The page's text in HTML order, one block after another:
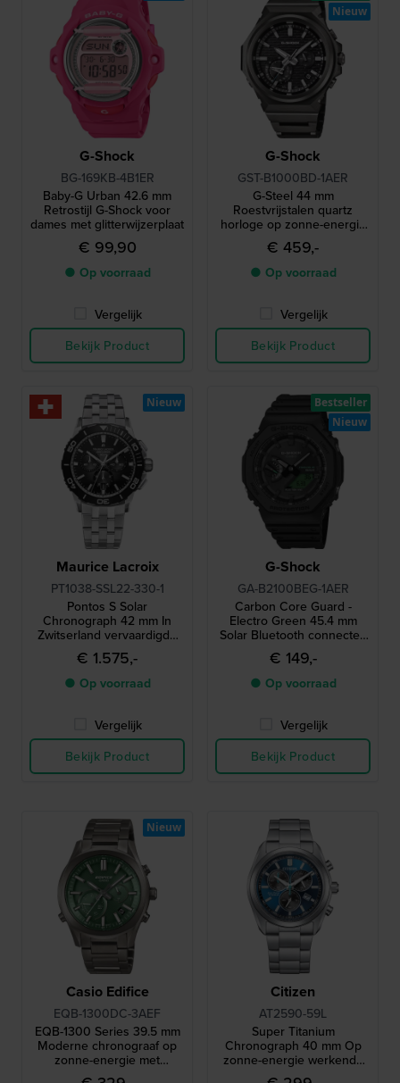
G-Shock
BG-169KB-4B1ER
Baby-G Urban 42.6 mm
Retrostijl G-Shock voor
dames met glitterwijzerplaat
€ 99,90
● Op voorraad
Vergelijk
Bekijk Product
G-Shock
GST-B1000BD-1AER
G-Steel 44 mm
Roestvrijstalen quartz
horloge op zonne-energie
met Bluetooth
€ 459,-
● Op voorraad
Vergelijk
Bekijk Product
Nieuw
Maurice Lacroix
PT1038-SSL22-330-1
Pontos S Solar
Chronograph 42 mm In
Zwitserland vervaardigde
quartz-chronograaf op
zonne-energie
€ 1.575,-
● Op voorraad
Vergelijk
Bekijk Product
Nieuw
G-Shock
GA-B2100BEG-1AER
Carbon Core Guard -
Electro Green 45.4 mm
Solar Bluetooth connected
horloge
€ 149,-
● Op voorraad
Vergelijk
Bekijk Product
Bestseller
Nieuw
Casio Edifice
EQB-1300DC-3AEF
EQB-1300 Series 39.5 mm
Moderne chronograaf op
zonne-energie met
smartphone koppeling
Nieuw
Citizen
AT2590-59L
Super Titanium
Chronograph 40 mm Op
zonne-energie werkende
titanium quartz chronograaf